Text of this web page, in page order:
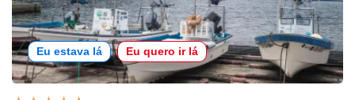
Eu estava lá Eu quero ir lá